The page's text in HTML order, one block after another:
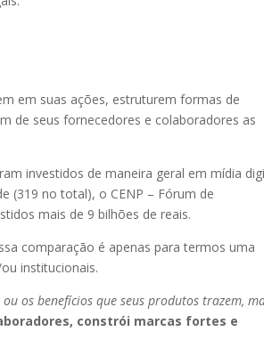
em suas ações, estruturem formas de
de seus fornecedores e colaboradores as
investidos de maneira geral em mídia
(319 no total), o CENP – Fórum de
mais de 9 bilhões de reais.
comparação é apenas para termos uma
institucionais.
os benefícios que seus produtos trazem,
constrói marcas fortes e